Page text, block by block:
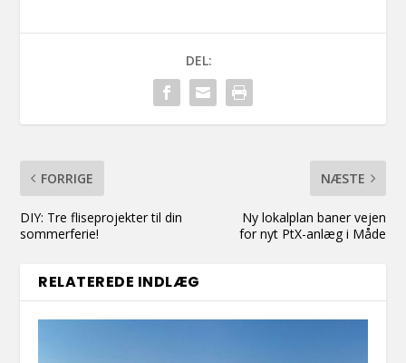
DEL:
FORRIGE
DIY: Tre fliseprojekter til din
sommerferie!
NÆSTE
Ny lokalplan baner vejen
for nyt PtX-anlæg i Måde
RELATEREDE INDLÆG